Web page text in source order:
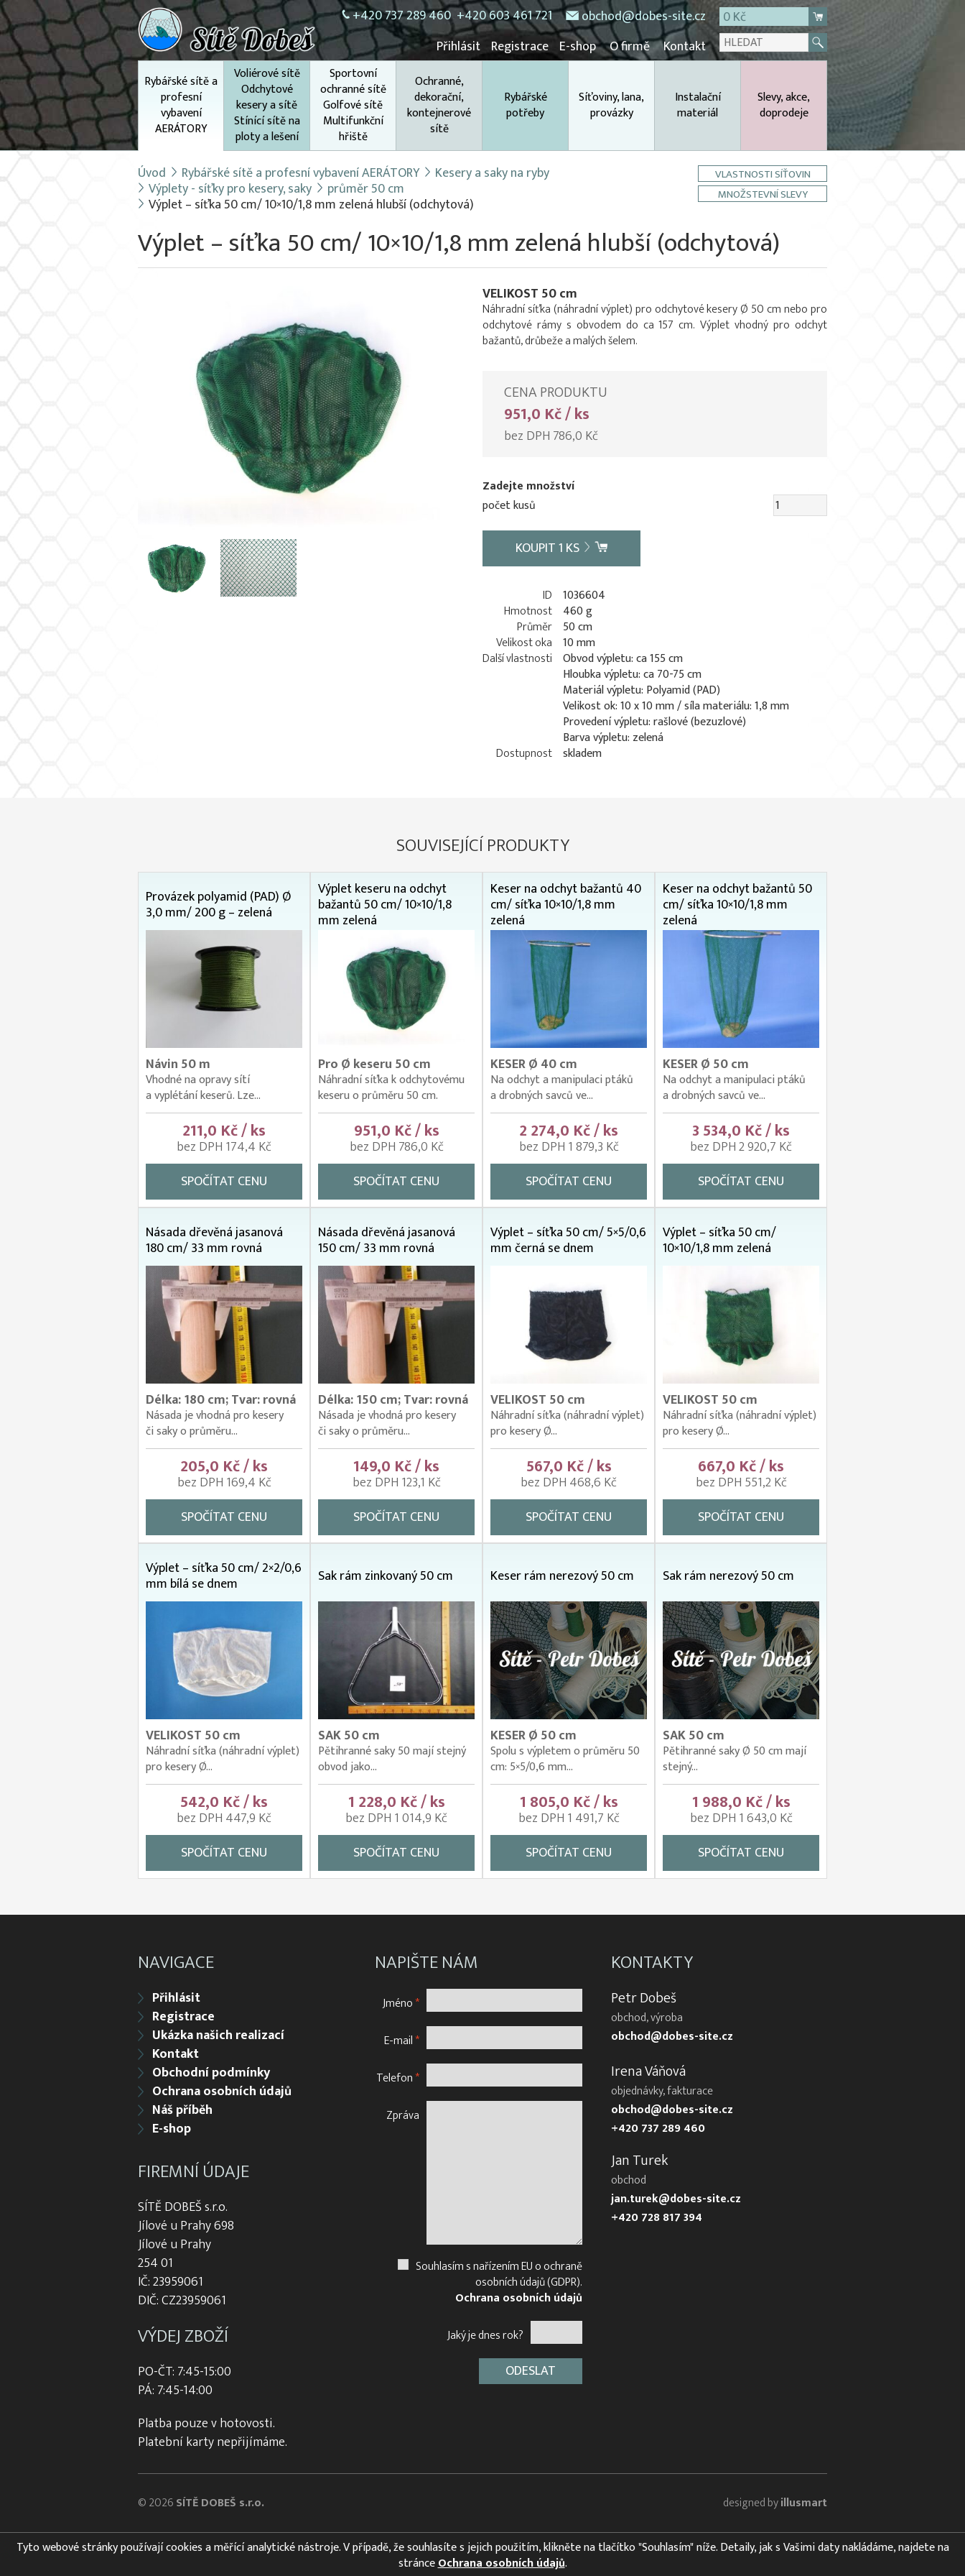
+420 737 289 460 +420 603 461 721 obchod@dobes-site.cz
0 Kč
Přihlásit Registrace E-shop O firmě Kontakt
Rybářské sítě a
profesní
vybavení
AERÁTORY
Voliérové sítě
Odchytové
kesery a sítě
Stínící sítě na
ploty a lešení
Sportovní
ochranné sítě
Golfové sítě
Multifunkční
hřiště
Ochranné,
dekorační,
kontejnerové
sítě
Rybářské
potřeby
Síťoviny, lana,
provázky
Instalační
materiál
Slevy, akce,
doprodeje
Úvod Rybářské sítě a profesní vybavení AERÁTORY Kesery a saky na ryby
Výplety - síťky pro kesery, saky průměr 50 cm
Výplet – síťka 50 cm/ 10×10/1,8 mm zelená hlubší (odchytová)
VLASTNOSTI SÍŤOVIN
MNOŽSTEVNÍ SLEVY
Výplet – síťka 50 cm/ 10×10/1,8 mm zelená hlubší (odchytová)
VELIKOST 50 cm
Náhradní síťka (náhradní výplet) pro odchytové kesery Ø 50 cm nebo pro
odchytové rámy s obvodem do ca 157 cm. Výplet vhodný pro odchyt
bažantů, drůbeže a malých šelem.
CENA PRODUKTU
951,0 Kč / ks
bez DPH 786,0 Kč
Zadejte množství
počet kusů
KOUPIT1 KS
ID 1036604
Hmotnost 460 g
Průměr 50 cm
Velikost oka 10 mm
Další vlastnosti Obvod výpletu: ca 155 cm
Hloubka výpletu: ca 70-75 cm
Materiál výpletu: Polyamid (PAD)
Velikost ok: 10 x 10 mm / síla materiálu: 1,8 mm
Provedení výpletu: rašlové (bezuzlové)
Barva výpletu: zelená
Dostupnost skladem
SOUVISEJÍCÍ PRODUKTY
Provázek polyamid (PAD) Ø
3,0 mm/ 200 g – zelená
Návin 50 m
Vhodné na opravy sítí
a vyplétání keserů. Lze...
211,0 Kč / ks
bez DPH 174,4 Kč
SPOČÍTAT CENU
Výplet keseru na odchyt
bažantů 50 cm/ 10×10/1,8
mm zelená
Pro Ø keseru 50 cm
Náhradní síťka k odchytovému
keseru o průměru 50 cm.
951,0 Kč / ks
bez DPH 786,0 Kč
SPOČÍTAT CENU
Keser na odchyt bažantů 40
cm/ síťka 10×10/1,8 mm
zelená
KESER Ø 40 cm
Na odchyt a manipulaci ptáků
a drobných savců ve...
2 274,0 Kč / ks
bez DPH 1 879,3 Kč
SPOČÍTAT CENU
Keser na odchyt bažantů 50
cm/ síťka 10×10/1,8 mm
zelená
KESER Ø 50 cm
Na odchyt a manipulaci ptáků
a drobných savců ve...
3 534,0 Kč / ks
bez DPH 2 920,7 Kč
SPOČÍTAT CENU
Násada dřevěná jasanová
180 cm/ 33 mm rovná
Délka: 180 cm; Tvar: rovná
Násada je vhodná pro kesery
či saky o průměru...
205,0 Kč / ks
bez DPH 169,4 Kč
SPOČÍTAT CENU
Násada dřevěná jasanová
150 cm/ 33 mm rovná
Délka: 150 cm; Tvar: rovná
Násada je vhodná pro kesery
či saky o průměru...
149,0 Kč / ks
bez DPH 123,1 Kč
SPOČÍTAT CENU
Výplet – síťka 50 cm/ 5×5/0,6
mm černá se dnem
VELIKOST 50 cm
Náhradní síťka (náhradní výplet)
pro kesery Ø...
567,0 Kč / ks
bez DPH 468,6 Kč
SPOČÍTAT CENU
Výplet – síťka 50 cm/
10×10/1,8 mm zelená
VELIKOST 50 cm
Náhradní síťka (náhradní výplet)
pro kesery Ø...
667,0 Kč / ks
bez DPH 551,2 Kč
SPOČÍTAT CENU
Výplet – síťka 50 cm/ 2×2/0,6
mm bílá se dnem
VELIKOST 50 cm
Náhradní síťka (náhradní výplet)
pro kesery Ø...
542,0 Kč / ks
bez DPH 447,9 Kč
SPOČÍTAT CENU
Sak rám zinkovaný 50 cm
SAK 50 cm
Pětihranné saky 50 mají stejný
obvod jako...
1 228,0 Kč / ks
bez DPH 1 014,9 Kč
SPOČÍTAT CENU
Keser rám nerezový 50 cm
KESER Ø 50 cm
Spolu s výpletem o průměru 50
cm: 5×5/0,6 mm...
1 805,0 Kč / ks
bez DPH 1 491,7 Kč
SPOČÍTAT CENU
Sak rám nerezový 50 cm
SAK 50 cm
Pětihranné saky Ø 50 cm mají
stejný...
1 988,0 Kč / ks
bez DPH 1 643,0 Kč
SPOČÍTAT CENU
NAVIGACE
Přihlásit
Registrace
Ukázka našich realizací
Kontakt
Obchodní podmínky
Ochrana osobních údajů
Náš příběh
E-shop
FIREMNÍ ÚDAJE
SÍTĚ DOBEŠ s.r.o.
Jílové u Prahy 698
Jílové u Prahy
254 01
IČ: 23959061
DIČ: CZ23959061
VÝDEJ ZBOŽÍ
PO-ČT: 7:45-15:00
PÁ: 7:45-14:00
Platba pouze v hotovosti.
Platební karty nepřijímáme.
NAPIŠTE NÁM
Jméno*
E-mail*
Telefon*
Zpráva
Souhlasím s nařízením EU o ochraně
osobních údajů (GDPR).
Ochrana osobních údajů
Jaký je dnes rok?
KONTAKTY
Petr Dobeš
obchod, výroba
obchod@dobes-site.cz
Irena Váňová
objednávky, fakturace
obchod@dobes-site.cz
+420 737 289 460
Jan Turek
obchod
jan.turek@dobes-site.cz
+420 728 817 394
© 2026SÍTĚ DOBEŠ s.r.o. designed byillusmart
Tyto webové stránky používají cookies a měřící analytické nástroje. V případě, že souhlasíte s jejich použitím, klikněte na tlačítko "Souhlasím" níže. Detaily, jak s Vašimi daty nakládáme, najdete na
stránceOchrana osobních údajů.